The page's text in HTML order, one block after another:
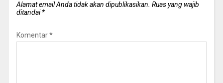
Alamat email Anda tidak akan dipublikasikan. Ruas yang wajib
ditandai*
Komentar*